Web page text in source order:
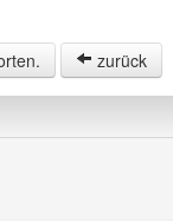
zurück